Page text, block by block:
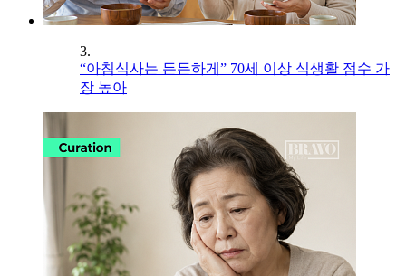
3.
“아침식사는 든든하게” 70세 이상 식생활 점수 가
장 높아